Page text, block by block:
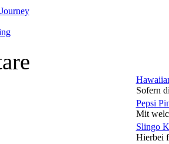
Sofern
Pepsi
Mit
Slingo
Hierbei